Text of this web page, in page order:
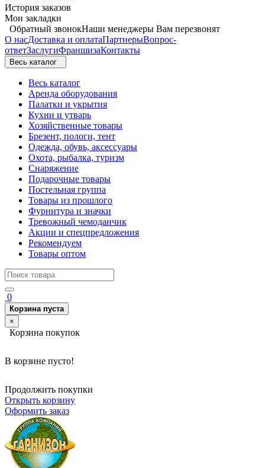
История заказов
Мои закладки
Обратный звонокНаши менеджеры Вам перезвонят
О насДоставка и оплатаПартнерыВопрос-
ответЗаслугиФраншизаКонтакты
Весь каталог
Весь каталог
Аренда оборудования
Палатки и укрытия
Кухни и утварь
Хозяйственные товары
Брезент, пологи, тент
Одежда, обувь, аксессуары
Охота, рыбалка, туризм
Снаряжение
Подарочные товары
Постельная группа
Товары из прошлого
Фурнитура и значки
Тревожный чемоданчик
Акции и спецпредложения
Рекомендуем
Товары оптом
0
Корзина пуста
×
Корзина покупок
В корзине пусто!
Продолжить покупки
Открыть корзину
Оформить заказ